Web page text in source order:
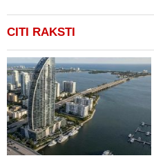
CITI RAKSTI